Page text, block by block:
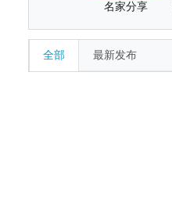
名家分享
全部 最新发布